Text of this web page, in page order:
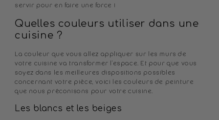
servir pour en faire une force !
Quelles couleurs utiliser dans une
cuisine ?
La couleur que vous allez appliquer sur les murs de
votre cuisine va transformer l'espace. Et pour que vous
soyez dans les meilleures dispositions possibles
concernant votre pièce, voici les couleurs de peinture
que nous préconisons pour votre cuisine.
Les blancs et les beiges